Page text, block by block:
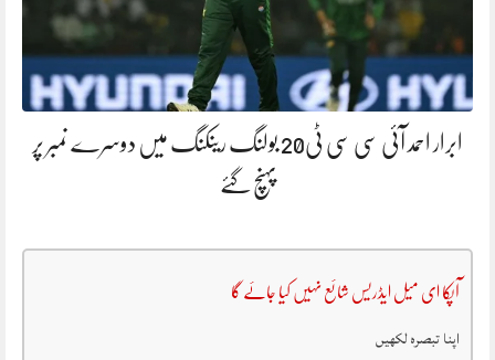
ابرار احمد آئی سی سی ٹی20 بولنگ رینکنگ میں دوسرے نمبر پر
پہنچ گئے
آپکا ای میل ایڈریس شائع نہیں کیا جائے گا
اپنا تبصرہ لکھیں